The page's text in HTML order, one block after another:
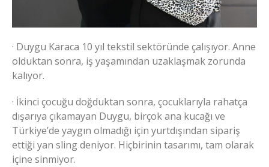
· Duygu Karaca 10 yıl tekstil sektöründe çalışıyor. Anne
olduktan sonra, iş yaşamından uzaklaşmak zorunda
kalıyor.
· İkinci çocuğu doğduktan sonra, çocuklarıyla rahatça
dışarıya çıkamayan Duygu, birçok ana kucağı ve
Türkiye’de yaygın olmadığı için yurtdışından sipariş
ettiği yan sling deniyor. Hiçbirinin tasarımı, tam olarak
içine sinmiyor.